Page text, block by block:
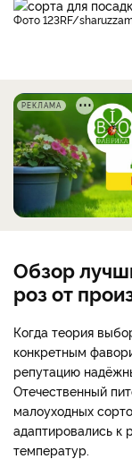
фото 123RF/
РЕКЛАМА
Обзор
роз от
Когда теория
конкретным
репутацию
Отечественный
малоуходных
адаптировались к
температур.